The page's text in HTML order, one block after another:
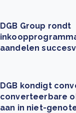
DGB Group rondt
aandelen
DGB kondigt
converteerbare
aan in niet-